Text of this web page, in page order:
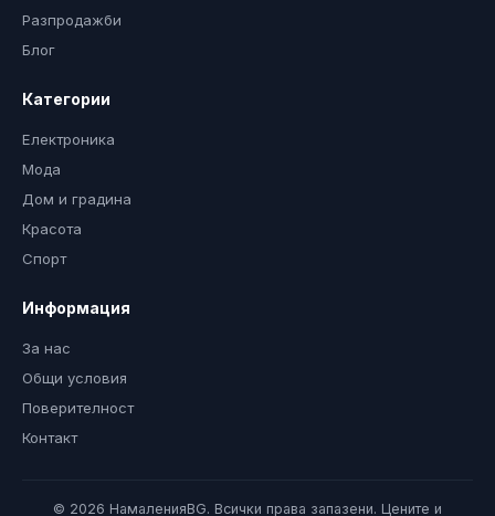
Разпродажби
Блог
Категории
Електроника
Мода
Дом и градина
Красота
Спорт
Информация
За нас
Общи условия
Поверителност
Контакт
© 2026 НамаленияBG. Всички права запазени. Цените и